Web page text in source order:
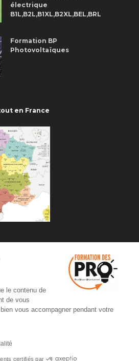
électrique
B1L,B2L,B1XL,B2XL,BEL,BRL
Formation BP
Photovoltaïques
en France
©Pour Réussir
de vente
d'Utilisation
le contenu de
de vous
vous accompagner pendant votre
certifiés par